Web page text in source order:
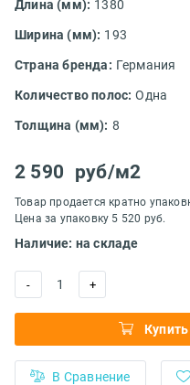
Длина (мм): 1380
Ширина (мм): 193
Страна бренда: Германия
Количество полос: Одна
Толщина (мм): 8
2 590 руб/м2
Товар продается кратно
Цена за упаковку 5 520 руб.
Наличие: на складе
- 1 +
Купить
В Сравнение